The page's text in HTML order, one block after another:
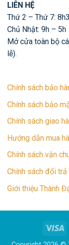
LIÊN HỆ
Thứ 2 – Thứ 7:
Chủ Nhật: 9h – 5h
Mở cửa toàn bộ
lễ).
Chính sách bảo
Chính sách bảo
Chính sách giao
Hướng dẫn mua
Chính sách vận
Chính sách đổi
Giới thiệu Thành